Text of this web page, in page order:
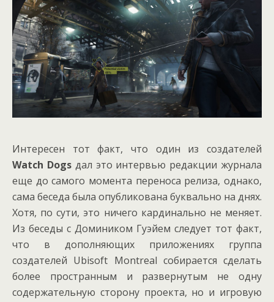
Интересен тот факт, что один из создателей
Watch Dogsдал это интервью редакции журнала
еще до самого момента переноса релиза, однако,
сама беседа была опубликована буквально на днях.
Хотя, по сути, это ничего кардинально не меняет.
Из беседы с Домиником Гуэйем следует тот факт,
что в дополняющих приложениях группа
создателей Ubisoft Montreal собирается сделать
более пространным и развернутым не одну
содержательную сторону проекта, но и игровую